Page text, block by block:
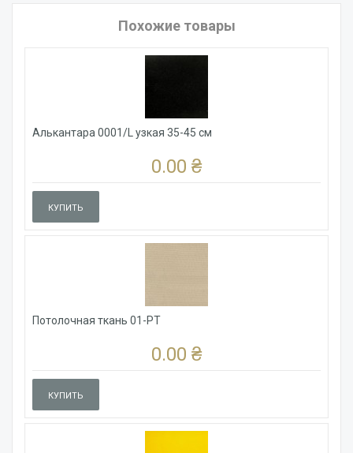
Похожие товары
Алькантара 0001/L узкая 35-45 см
0.00 ₴
КУПИТЬ
Потолочная ткань 01-PT
0.00 ₴
КУПИТЬ